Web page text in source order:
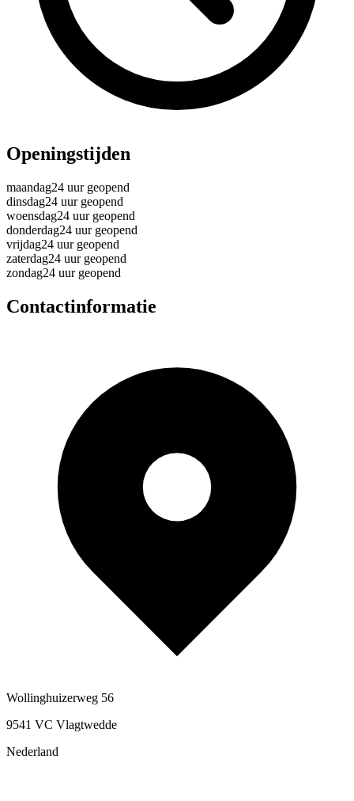
Openingstijden
maandag24 uur geopend
dinsdag24 uur geopend
woensdag24 uur geopend
donderdag24 uur geopend
vrijdag24 uur geopend
zaterdag24 uur geopend
zondag24 uur geopend
Contactinformatie
Wollinghuizerweg 56
9541 VC Vlagtwedde
Nederland